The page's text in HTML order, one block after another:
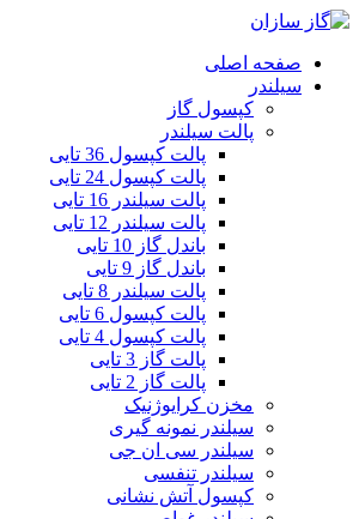
صفحه اصلی
سیلندر
کپسول گاز
پالت سیلندر
پالت کپسول 36 تایی
پالت کپسول 24 تایی
پالت سیلندر 16 تایی
پالت سیلندر 12 تایی
باندل گاز 10 تایی
باندل گاز 9 تایی
پالت سیلندر 8 تایی
پالت کپسول 6 تایی
پالت کپسول 4 تایی
پالت گاز 3 تایی
پالت گاز 2 تایی
مخزن کرایوژنیک
سیلندر نمونه گیری
سیلندر سی ان جی
سیلندر تنفسی
کپسول آتش نشانی